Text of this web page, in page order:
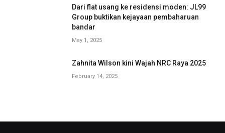
Dari flat usang ke residensi moden: JL99
Group buktikan kejayaan pembaharuan
bandar
May 1, 2025
Zahnita Wilson kini Wajah NRC Raya 2025
February 14, 2025